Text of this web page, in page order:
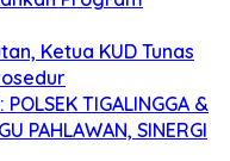
Ketua KUD Tunas
POLSEK TIGALINGGA &
PAHLAWAN, SINERGI